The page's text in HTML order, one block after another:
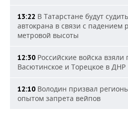
13:22 В Татарстане будут
автокрана в связи с падением
метровой высоты
12:30 Российские войска взяли
Васютинское и Торецкое в ДНР
12:10 Володин призвал
опытом запрета вейпов